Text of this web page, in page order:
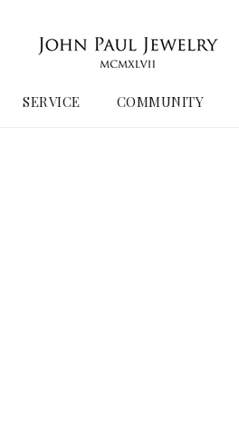
SERVICE COMMUNITY